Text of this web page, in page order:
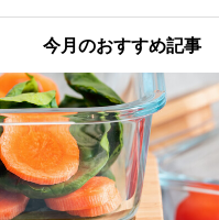
今月のおすすめ記事